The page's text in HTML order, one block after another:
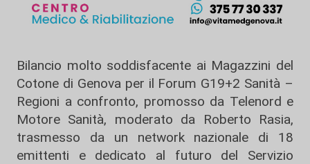
Bilancio molto soddisfacente ai Magazzini del
Cotone di Genova per il Forum G19+2 Sanità –
Regioni a confronto, promosso da Telenord e
Motore Sanità, moderato da Roberto Rasia,
trasmesso da un network nazionale di 18
emittenti e dedicato al futuro del Servizio